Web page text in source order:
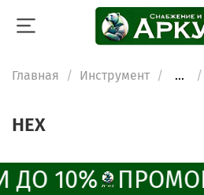
Главная Инструмент ...
HEX
ДО 10%